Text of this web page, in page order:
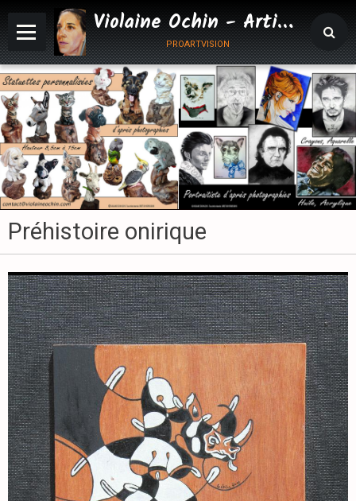
Violaine Ochin - Artiste Animalier
proartvision
Préhistoire onirique